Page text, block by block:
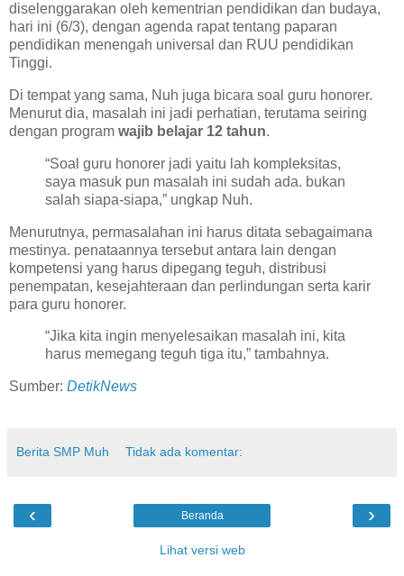
diselenggarakan oleh kementrian pendidikan dan budaya,
hari ini (6/3), dengan agenda rapat tentang paparan
pendidikan menengah universal dan RUU pendidikan
Tinggi.
Di tempat yang sama, Nuh juga bicara soal guru honorer.
Menurut dia, masalah ini jadi perhatian, terutama seiring
dengan program wajib belajar 12 tahun.
“Soal guru honorer jadi yaitu lah kompleksitas,
saya masuk pun masalah ini sudah ada. bukan
salah siapa-siapa,” ungkap Nuh.
Menurutnya, permasalahan ini harus ditata sebagaimana
mestinya. penataannya tersebut antara lain dengan
kompetensi yang harus dipegang teguh, distribusi
penempatan, kesejahteraan dan perlindungan serta karir
para guru honorer.
“Jika kita ingin menyelesaikan masalah ini, kita
harus memegang teguh tiga itu,” tambahnya.
Sumber: DetikNews
Berita SMP Muh Tidak ada komentar:
‹ ›
Beranda
Lihat versi web